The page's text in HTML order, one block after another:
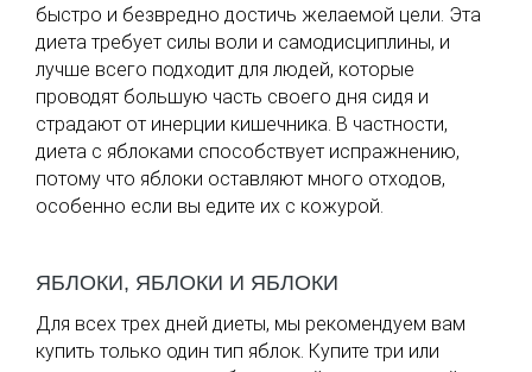
быстро и безвредно достичь желаемой цели. Эта
диета требует силы воли и самодисциплины, и
лучше всего подходит для людей, которые
проводят большую часть своего дня сидя и
страдают от инерции кишечника. В частности,
диета с яблоками способствует испражнению,
потому что яблоки оставляют много отходов,
особенно если вы едите их с кожурой.
ЯБЛОКИ, ЯБЛОКИ И ЯБЛОКИ
Для всех трех дней диеты, мы рекомендуем вам
купить только один тип яблок. Купите три или